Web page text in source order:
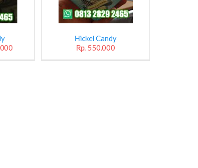
Hickel Candy
Rp. 550.000